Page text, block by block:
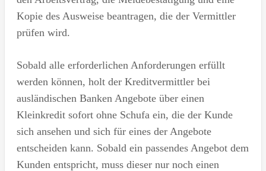
Kopie des Ausweise beantragen, die der Vermittler
prüfen wird.
Sobald alle erforderlichen Anforderungen erfüllt
werden können, holt der Kreditvermittler bei
ausländischen Banken Angebote über einen
Kleinkredit sofort ohne Schufa ein, die der Kunde
sich ansehen und sich für eines der Angebote
entscheiden kann. Sobald ein passendes Angebot dem
Kunden entspricht, muss dieser nur noch einen